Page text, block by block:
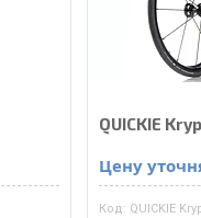
QUICKIE
Цену
QUICKIE